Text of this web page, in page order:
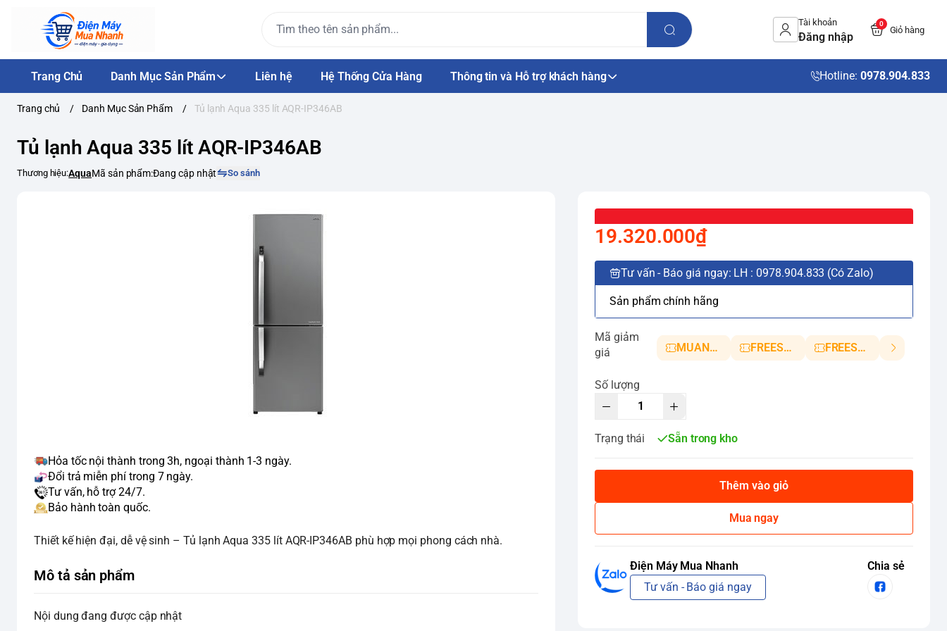
Tài khoản
Đăng nhập
0
Giỏ hàng
Trang Chủ Danh Mục Sản Phẩm Liên hệ Hệ Thống Cửa Hàng Thông tin và Hỗ trợ khách hàng Hotline: 0978.904.833
Trang chủ / Danh Mục Sản Phẩm / Tủ lạnh Aqua 335 lít AQR-IP346AB
Tủ lạnh Aqua 335 lít AQR-IP346AB
Thương hiệu:AquaMã sản phẩm:Đang cập nhật So sánh
19.320.000₫
Tư vấn - Báo giá ngay: LH : 0978.904.833 (Có Zalo)
Sản phẩm chính hãng
Mã giảm
giá
MUANHANH01 FREESHIP5 FREESHIP10
Số lượng
Trạng thái Sẵn trong kho
Thêm vào giỏ
Mua ngay
Điện Máy Mua Nhanh
Tư vấn - Báo giá ngay
Chia sẻ
Hỏa tốc nội thành trong 3h, ngoại thành 1-3 ngày.
Đổi trả miễn phí trong 7 ngày.
Tư vấn, hỗ trợ 24/7.
Bảo hành toàn quốc.
Thiết kế hiện đại, dễ vệ sinh – Tủ lạnh Aqua 335 lít AQR-IP346AB phù hợp mọi phong cách nhà.
Mô tả sản phẩm
Nội dung đang được cập nhật